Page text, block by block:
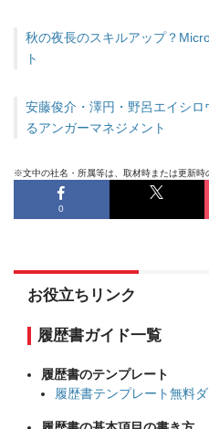
秋の夜長のスキルアップ？
ト
安藤俊介・澤円・野呂エイシ
るアンガーマネジメント
※文中の社名・所属等は、取材時または更新時
0
お役立ちリンク
履歴書ガイド一覧
履歴書のテンプレート
履歴書テンプレート無料